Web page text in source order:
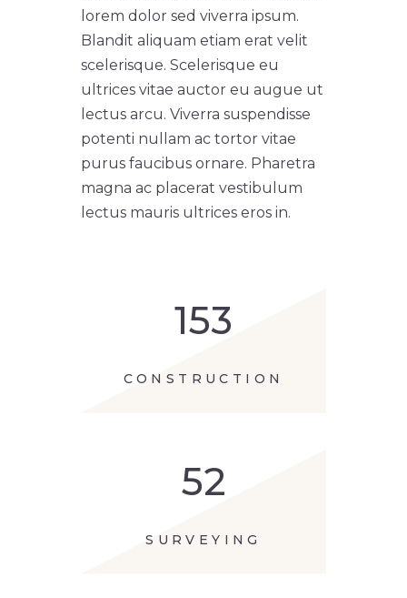
lorem dolor sed viverra ipsum.
Blandit aliquam etiam erat velit
scelerisque. Scelerisque eu
ultrices vitae auctor eu augue ut
lectus arcu. Viverra suspendisse
potenti nullam ac tortor vitae
purus faucibus ornare. Pharetra
magna ac placerat vestibulum
lectus mauris ultrices eros in.
153
CONSTRUCTION
52
SURVEYING